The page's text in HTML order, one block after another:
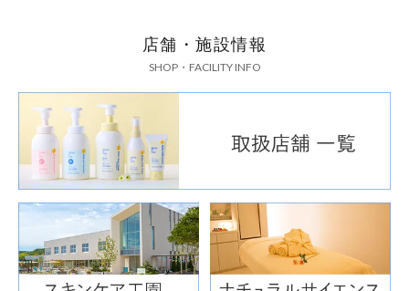
店舗・施設情報
SHOP・FACILITY INFO